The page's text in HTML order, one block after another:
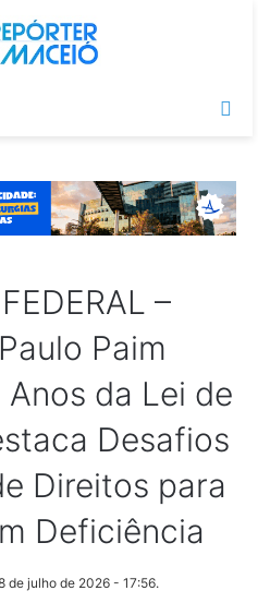
–
Paim
Anos da Lei de
Desafios
Direitos para
Deficiência
de julho de 2026 - 17:56.